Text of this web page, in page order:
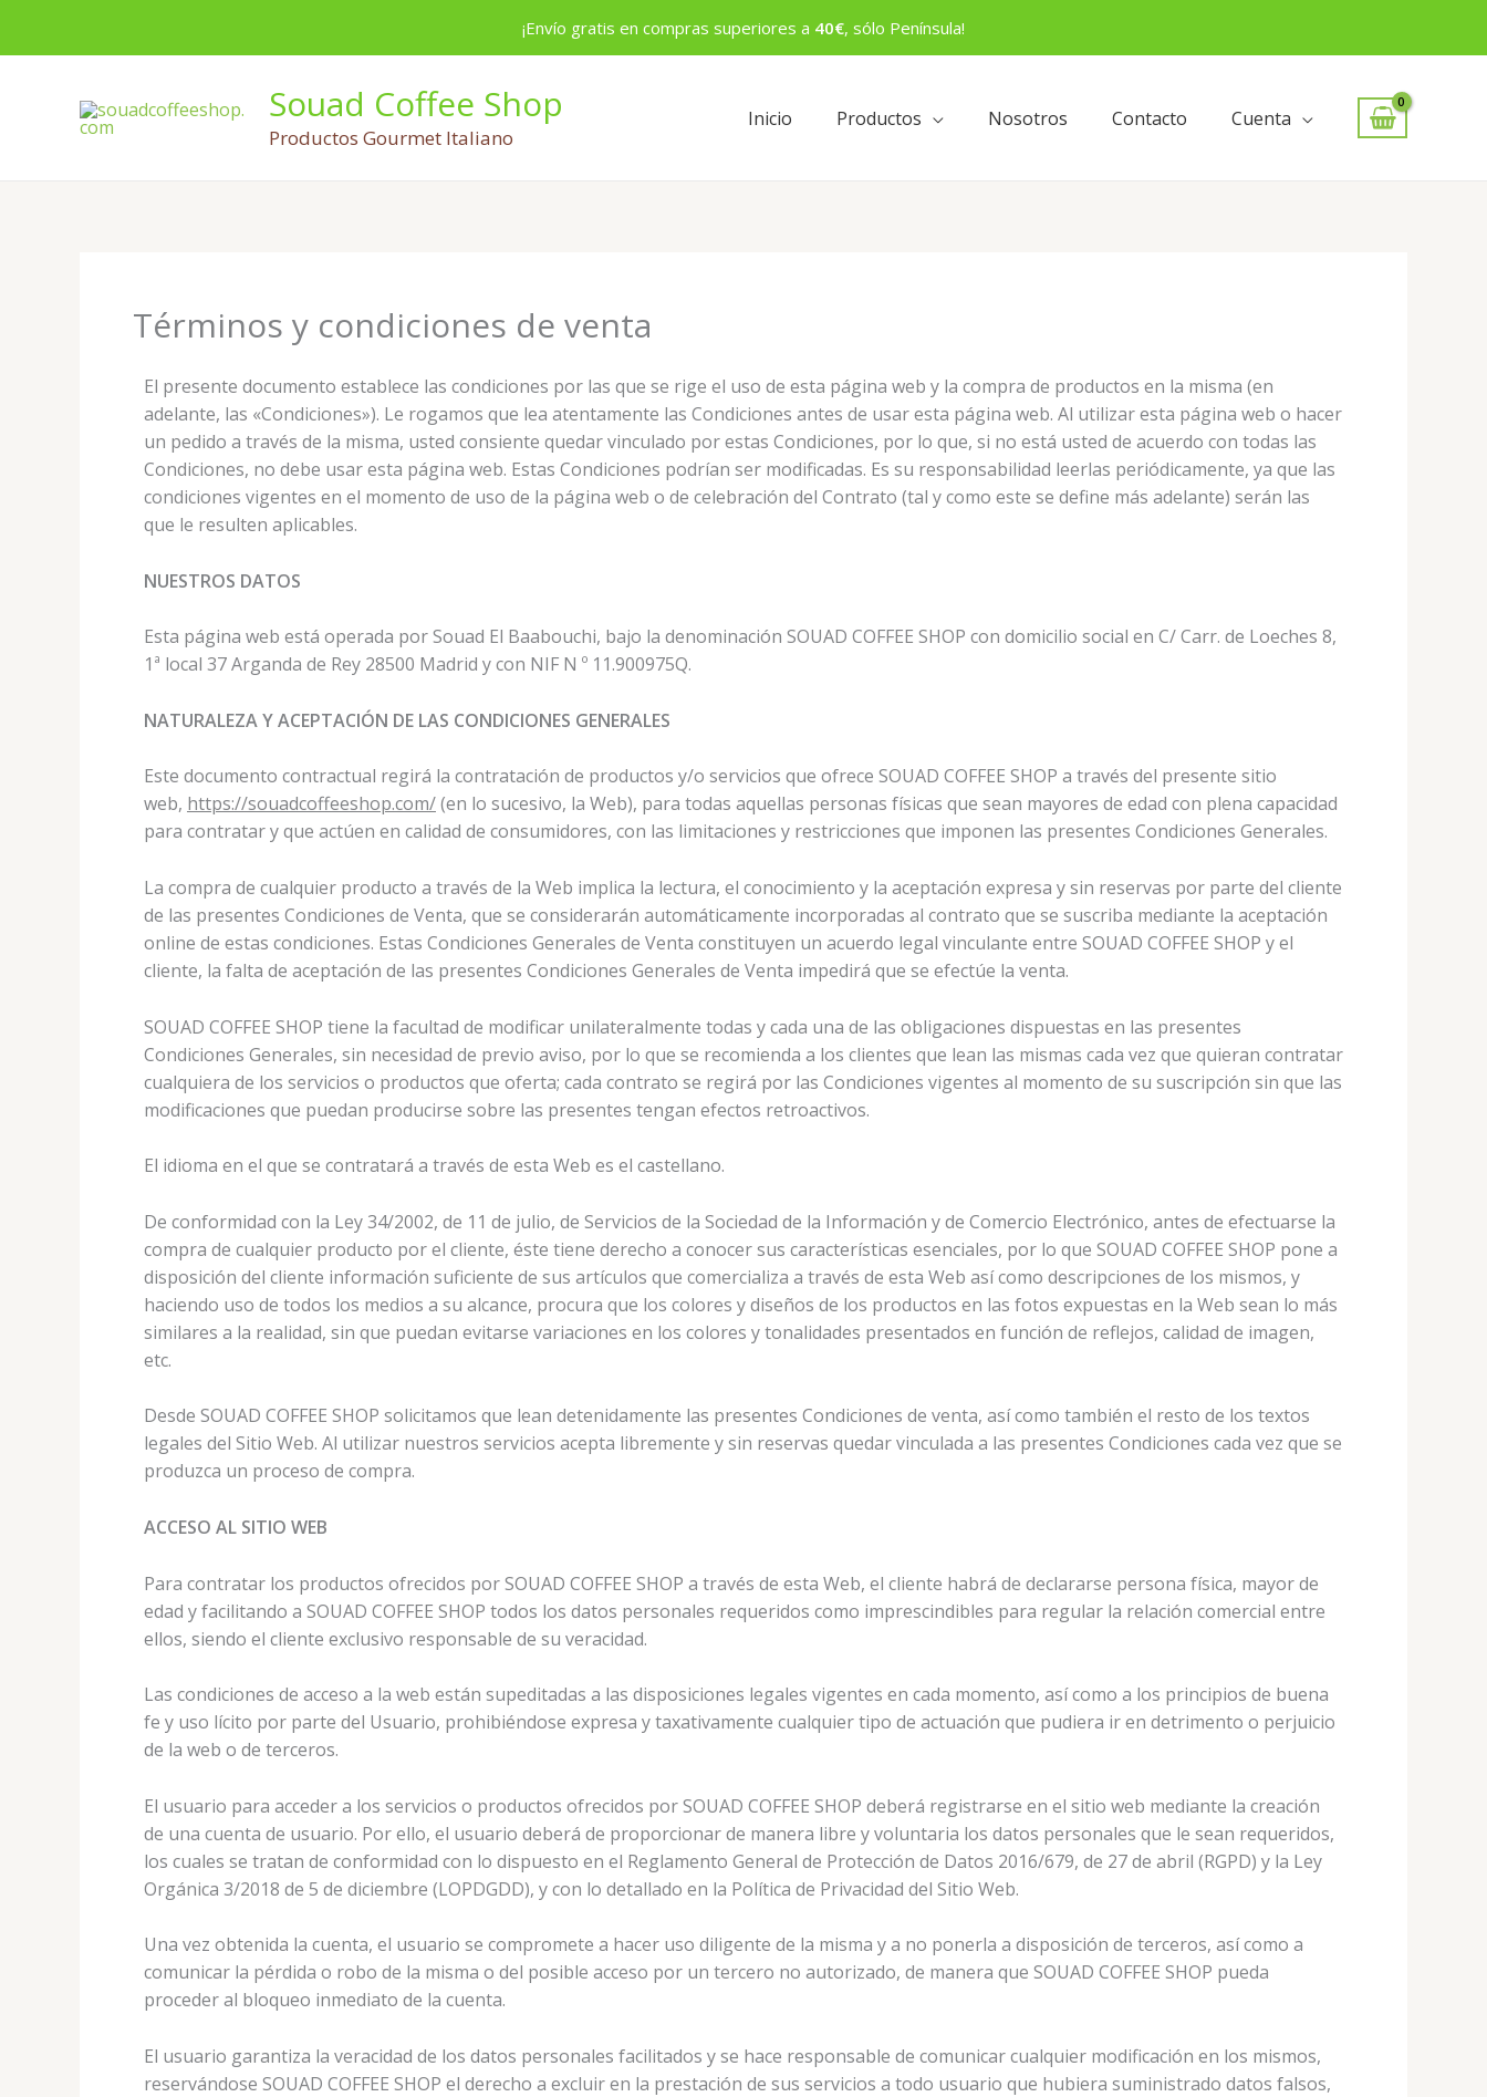
¡Envío gratis en compras superiores a 40€, sólo Península!
Souad Coffee Shop
Productos Gourmet Italiano
Inicio Productos Nosotros Contacto Cuenta
Términos y condiciones de venta
El presente documento establece las condiciones por las que se rige el uso de esta página web y la compra de productos en la misma (en
adelante, las «Condiciones»). Le rogamos que lea atentamente las Condiciones antes de usar esta página web. Al utilizar esta página web o hacer
un pedido a través de la misma, usted consiente quedar vinculado por estas Condiciones, por lo que, si no está usted de acuerdo con todas las
Condiciones, no debe usar esta página web. Estas Condiciones podrían ser modificadas. Es su responsabilidad leerlas periódicamente, ya que las
condiciones vigentes en el momento de uso de la página web o de celebración del Contrato (tal y como este se define más adelante) serán las
que le resulten aplicables.
NUESTROS DATOS
Esta página web está operada por Souad El Baabouchi, bajo la denominación SOUAD COFFEE SHOP con domicilio social en C/ Carr. de Loeches 8,
1ª local 37 Arganda de Rey 28500 Madrid y con NIF N º 11.900975Q.
NATURALEZA Y ACEPTACIÓN DE LAS CONDICIONES GENERALES
Este documento contractual regirá la contratación de productos y/o servicios que ofrece SOUAD COFFEE SHOP a través del presente sitio
web, https://souadcoffeeshop.com/(en lo sucesivo, la Web), para todas aquellas personas físicas que sean mayores de edad con plena capacidad
para contratar y que actúen en calidad de consumidores, con las limitaciones y restricciones que imponen las presentes Condiciones Generales.
La compra de cualquier producto a través de la Web implica la lectura, el conocimiento y la aceptación expresa y sin reservas por parte del cliente
de las presentes Condiciones de Venta, que se considerarán automáticamente incorporadas al contrato que se suscriba mediante la aceptación
online de estas condiciones. Estas Condiciones Generales de Venta constituyen un acuerdo legal vinculante entre SOUAD COFFEE SHOP y el
cliente, la falta de aceptación de las presentes Condiciones Generales de Venta impedirá que se efectúe la venta.
SOUAD COFFEE SHOP tiene la facultad de modificar unilateralmente todas y cada una de las obligaciones dispuestas en las presentes
Condiciones Generales, sin necesidad de previo aviso, por lo que se recomienda a los clientes que lean las mismas cada vez que quieran contratar
cualquiera de los servicios o productos que oferta; cada contrato se regirá por las Condiciones vigentes al momento de su suscripción sin que las
modificaciones que puedan producirse sobre las presentes tengan efectos retroactivos.
El idioma en el que se contratará a través de esta Web es el castellano.
De conformidad con la Ley 34/2002, de 11 de julio, de Servicios de la Sociedad de la Información y de Comercio Electrónico, antes de efectuarse la
compra de cualquier producto por el cliente, éste tiene derecho a conocer sus características esenciales, por lo que SOUAD COFFEE SHOP pone a
disposición del cliente información suficiente de sus artículos que comercializa a través de esta Web así como descripciones de los mismos, y
haciendo uso de todos los medios a su alcance, procura que los colores y diseños de los productos en las fotos expuestas en la Web sean lo más
similares a la realidad, sin que puedan evitarse variaciones en los colores y tonalidades presentados en función de reflejos, calidad de imagen,
etc.
Desde SOUAD COFFEE SHOP solicitamos que lean detenidamente las presentes Condiciones de venta, así como también el resto de los textos
legales del Sitio Web. Al utilizar nuestros servicios acepta libremente y sin reservas quedar vinculada a las presentes Condiciones cada vez que se
produzca un proceso de compra.
ACCESO AL SITIO WEB
Para contratar los productos ofrecidos por SOUAD COFFEE SHOP a través de esta Web, el cliente habrá de declararse persona física, mayor de
edad y facilitando a SOUAD COFFEE SHOP todos los datos personales requeridos como imprescindibles para regular la relación comercial entre
ellos, siendo el cliente exclusivo responsable de su veracidad.
Las condiciones de acceso a la web están supeditadas a las disposiciones legales vigentes en cada momento, así como a los principios de buena
fe y uso lícito por parte del Usuario, prohibiéndose expresa y taxativamente cualquier tipo de actuación que pudiera ir en detrimento o perjuicio
de la web o de terceros.
El usuario para acceder a los servicios o productos ofrecidos por SOUAD COFFEE SHOP deberá registrarse en el sitio web mediante la creación
de una cuenta de usuario. Por ello, el usuario deberá de proporcionar de manera libre y voluntaria los datos personales que le sean requeridos,
los cuales se tratan de conformidad con lo dispuesto en el Reglamento General de Protección de Datos 2016/679, de 27 de abril (RGPD) y la Ley
Orgánica 3/2018 de 5 de diciembre (LOPDGDD), y con lo detallado en la Política de Privacidad del Sitio Web.
Una vez obtenida la cuenta, el usuario se compromete a hacer uso diligente de la misma y a no ponerla a disposición de terceros, así como a
comunicar la pérdida o robo de la misma o del posible acceso por un tercero no autorizado, de manera que SOUAD COFFEE SHOP pueda
proceder al bloqueo inmediato de la cuenta.
El usuario garantiza la veracidad de los datos personales facilitados y se hace responsable de comunicar cualquier modificación en los mismos,
reservándose SOUAD COFFEE SHOP el derecho a excluir en la prestación de sus servicios a todo usuario que hubiera suministrado datos falsos,